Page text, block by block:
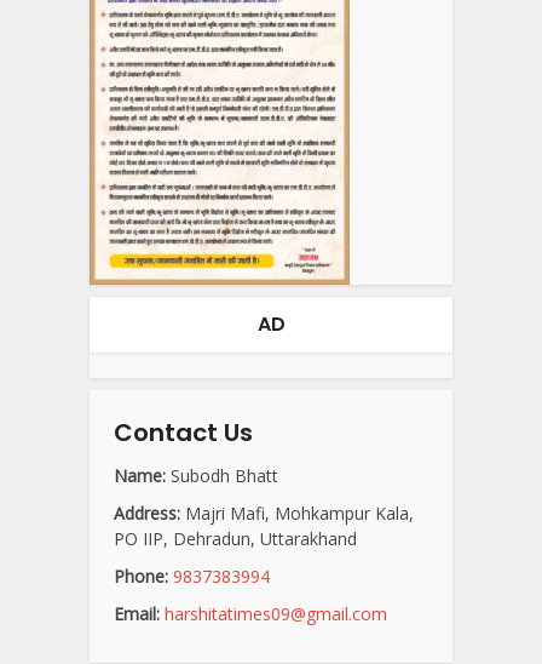
AD
Contact Us
Name: Subodh Bhatt
Address: Majri Mafi, Mohkampur Kala,
PO IIP, Dehradun, Uttarakhand
Phone: 9837383994
Email: harshitatimes09@gmail.com